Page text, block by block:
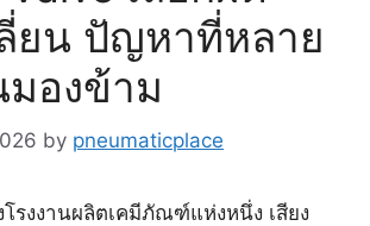
ยน ปัญหาที่หลาย
มองข้าม
by pneumaticplace
รงงานผลิตเคมีภัณฑ์แห่งหนึ่ง เสียง